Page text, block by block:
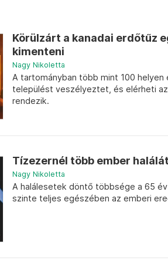
Körülzárt a kanadai erdőtűz
kimenteni
Nagy Nikoletta
A tartományban több mint 100
települést veszélyeztet, és elérheti
rendezik.
Tízezernél több ember
Nagy Nikoletta
A halálesetek döntő többsége a 65
szinte teljes egészében az emberi